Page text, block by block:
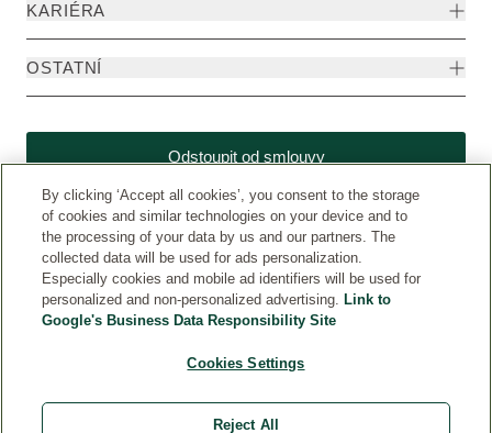
KARIÉRA
OSTATNÍ
Odstoupit od smlouvy
Weleda CZ © Weleda 2026
By clicking ‘Accept all cookies’, you consent to the storage
of cookies and similar technologies on your device and to
the processing of your data by us and our partners. The
collected data will be used for ads personalization.
Especially cookies and mobile ad identifiers will be used for
personalized and non-personalized advertising. Link to
Google's Business Data Responsibility Site
Cookies Settings
Reject All